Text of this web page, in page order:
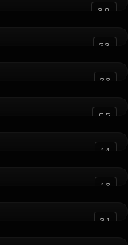
30
23
22
05
14
12
31